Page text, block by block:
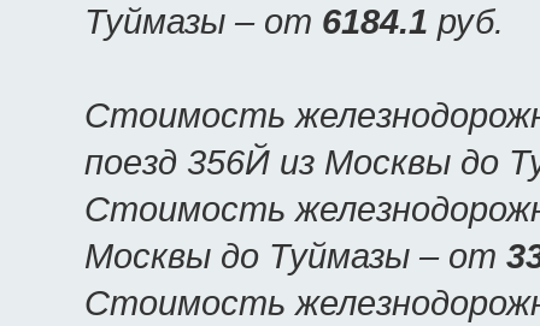
Туймазы – от 6184.1 руб.
Стоимость
поезд 356Й из Москвы до
Стоимость
Москвы до Туймазы – от
Стоимость